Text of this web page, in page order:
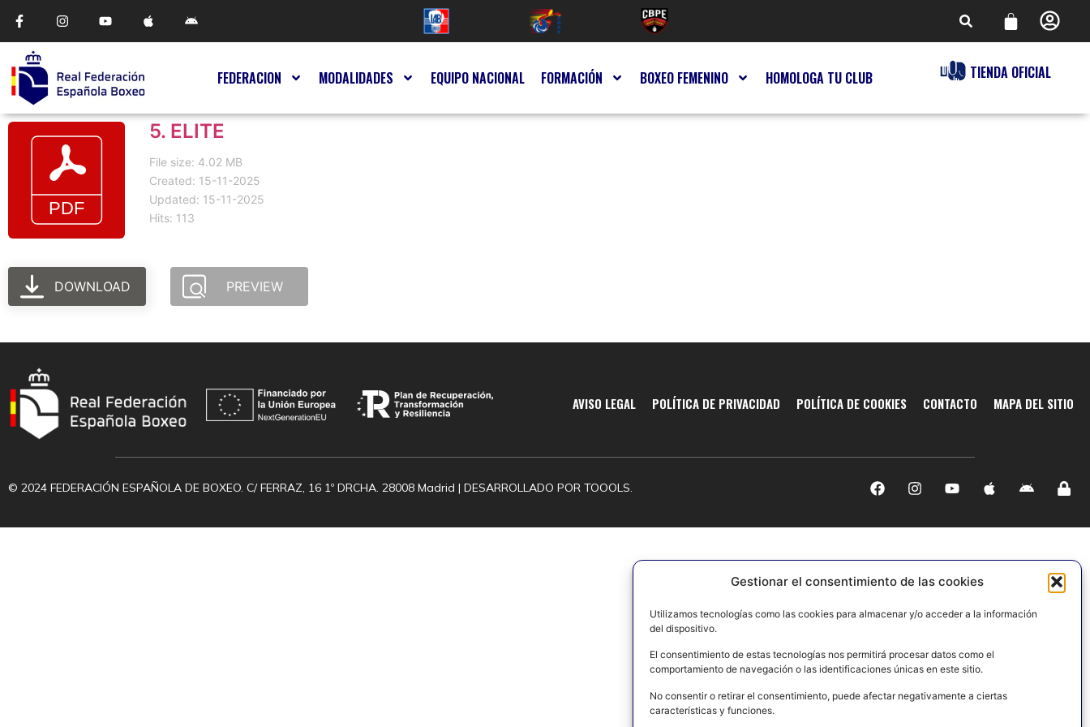
Gestionar el consentimiento de las cookies
Utilizamos tecnologías como las cookies para almacenar y/o acceder a la información
del dispositivo.
El consentimiento de estas tecnologías nos permitirá procesar datos como el
comportamiento de navegación o las identificaciones únicas en este sitio.
No consentir o retirar el consentimiento, puede afectar negativamente a ciertas
características y funciones.
FEDERACION MODALIDADES EQUIPO NACIONAL FORMACIÓN BOXEO FEMENINO HOMOLOGA TU CLUB TIENDA OFICIAL
5. ELITE
File size: 4.02 MB
Created: 15-11-2025
Updated: 15-11-2025
Hits: 113
DOWNLOAD PREVIEW
AVISO LEGAL POLÍTICA DE PRIVACIDAD POLÍTICA DE COOKIES CONTACTO MAPA DEL SITIO
© 2024 FEDERACIÓN ESPAÑOLA DE BOXEO. C/ FERRAZ, 16 1º DRCHA. 28008 Madrid | DESARROLLADO POR TOOOLS.